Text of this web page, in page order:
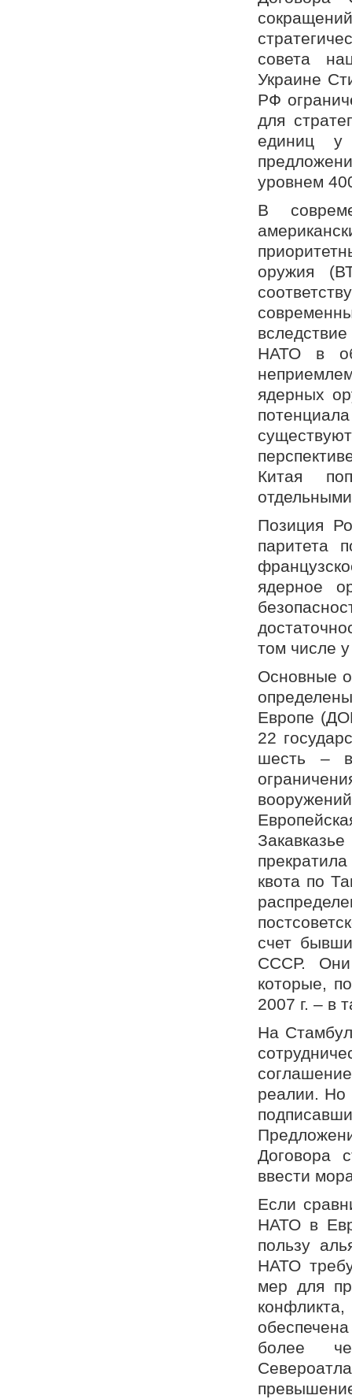
совета
Украине
РФ
для
единиц у
уровнем
В
оружия
НАТО в
ядерных
Китая
Позиция
ядерное
том числе
Основные
Европе
22
шесть –
квота по
счет
СССР.
которые,
2007 г. – в
На
реалии. Но
Договора
ввести
Если
НАТО в
пользу
НАТО
мер для
более